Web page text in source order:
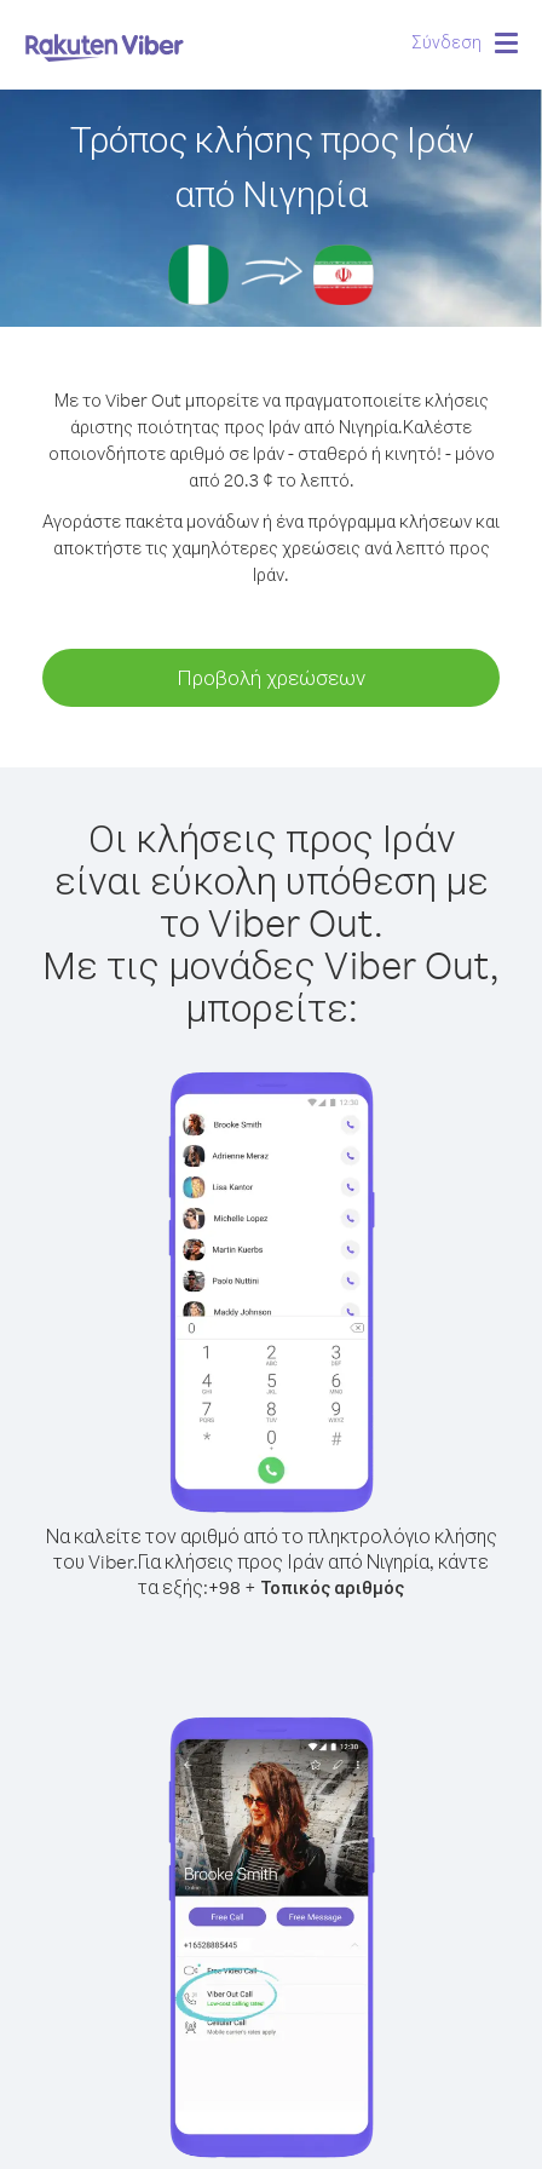
Σύνδεση
Τρόπος κλήσης προς Ιράν
από Νιγηρία
Με το Viber Out μπορείτε να πραγματοποιείτε κλήσεις
άριστης ποιότητας προς Ιράν από Νιγηρία.Καλέστε
οποιονδήποτε αριθμό σε Ιράν - σταθερό ή κινητό! - μόνο
από 20.3 ¢ το λεπτό.
Αγοράστε πακέτα μονάδων ή ένα πρόγραμμα κλήσεων και
αποκτήστε τις χαμηλότερες χρεώσεις ανά λεπτό προς
Ιράν.
Προβολή χρεώσεων
Οι κλήσεις προς Ιράν
είναι εύκολη υπόθεση με
το Viber Out.
Με τις μονάδες Viber Out,
μπορείτε:
Να καλείτε τον αριθμό από το πληκτρολόγιο κλήσης
του Viber.Για κλήσεις προς Ιράν από Νιγηρία, κάντε
τα εξής:+98 + Τοπικός αριθμός